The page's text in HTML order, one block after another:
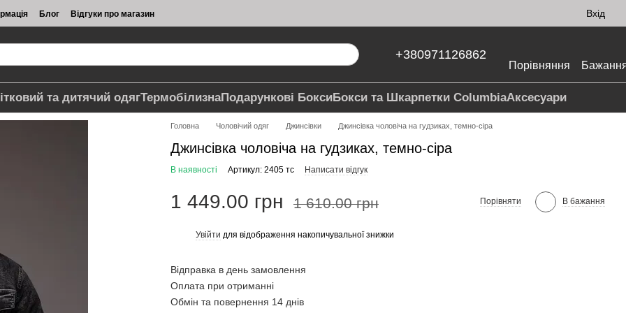
Блог Відгуки про магазин Вхід
+380971126862
Порівняння
та дитячий одягТермобілизнаПодарункові БоксиБокси та Шкарпетки ColumbiaАксесуари
Головна Чоловічий одяг Джинсівки Джинсівка чоловіча на гудзиках, темно-сіра
Джинсівка чоловіча на гудзиках, темно-сіра
В наявності Артикул: 2405 тс Написати відгук
1 449.00 грн 1 610.00 грн Порівняти В бажання
Увійти для відображення накопичувальної знижки
Відправка в день замовлення
Оплата при отриманні
Обмін та повернення 14 днів